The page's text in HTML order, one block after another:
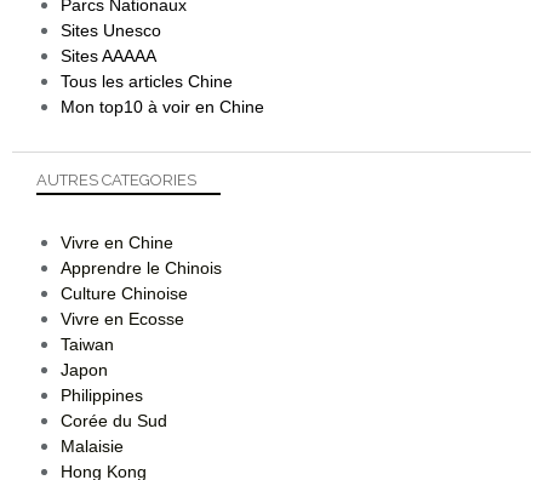
Parcs Nationaux
Sites Unesco
Sites AAAAA
Tous les articles Chine
Mon top10 à voir en Chine
AUTRES CATEGORIES
Vivre en Chine
Apprendre le Chinois
Culture Chinoise
Vivre en Ecosse
Taiwan
Japon
Philippines
Corée du Sud
Malaisie
Hong Kong